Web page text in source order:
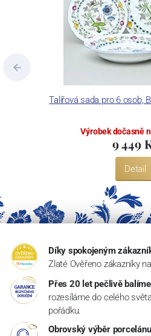
Talířová sada pro 6 osob,
Výrobek dočasně
9 449
Detail
Díky spokojeným
Zlaté Ověřeno zákazníky
Přes 20 let pečlivě
rozesíláme do celého
pořádku.
Obrovský výběr